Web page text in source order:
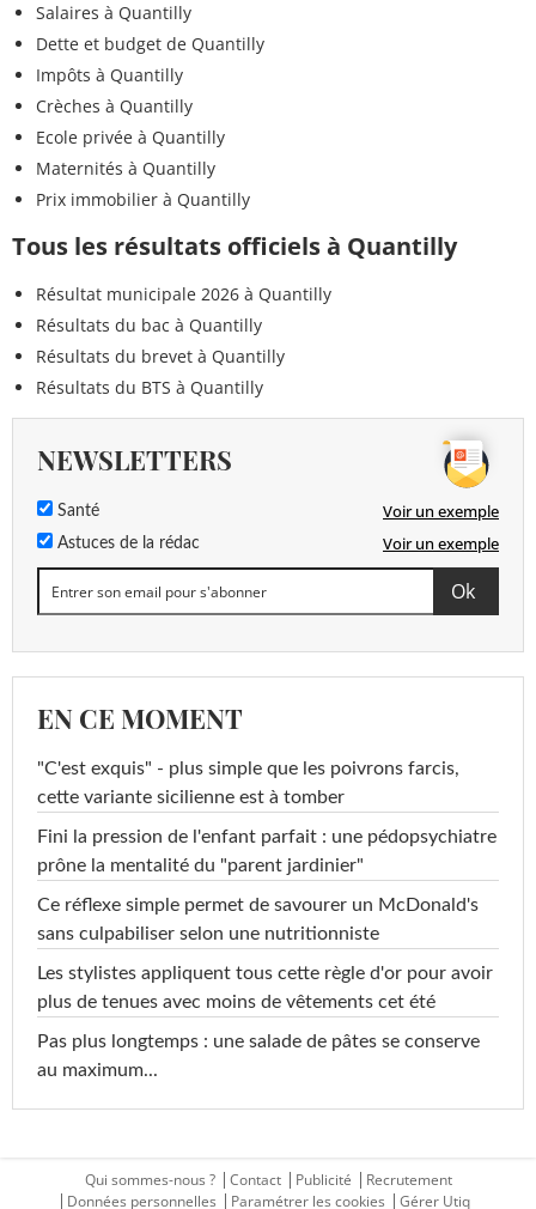
Salaires à Quantilly
Dette et budget de Quantilly
Impôts à Quantilly
Crèches à Quantilly
Ecole privée à Quantilly
Maternités à Quantilly
Prix immobilier à Quantilly
Tous les résultats officiels à Quantilly
Résultat municipale 2026 à Quantilly
Résultats du bac à Quantilly
Résultats du brevet à Quantilly
Résultats du BTS à Quantilly
NEWSLETTERS
Santé Voir un exemple
Astuces de la rédac Voir un exemple
EN CE MOMENT
"C'est exquis" - plus simple que les poivrons farcis,
cette variante sicilienne est à tomber
Fini la pression de l'enfant parfait : une pédopsychiatre
prône la mentalité du "parent jardinier"
Ce réflexe simple permet de savourer un McDonald's
sans culpabiliser selon une nutritionniste
Les stylistes appliquent tous cette règle d'or pour avoir
plus de tenues avec moins de vêtements cet été
Pas plus longtemps : une salade de pâtes se conserve
au maximum...
Qui sommes-nous ? Contact Publicité
Recrutement
Données personnelles
Paramétrer les cookies Gérer Utiq